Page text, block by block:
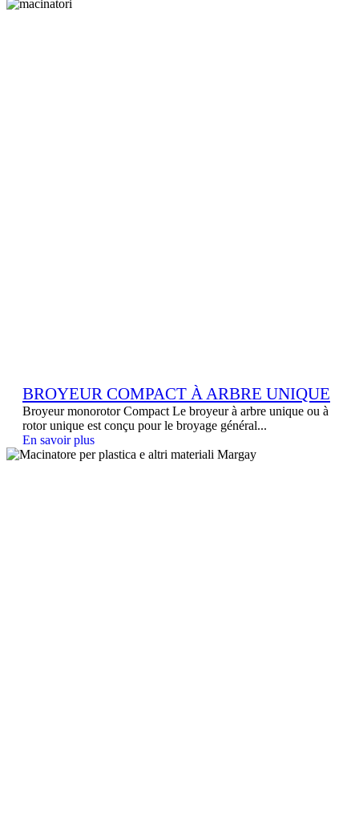
BROYEUR COMPACT À ARBRE UNIQUE
Broyeur monorotor Compact Le broyeur à arbre unique ou à
rotor unique est conçu pour le broyage général...
En savoir plus